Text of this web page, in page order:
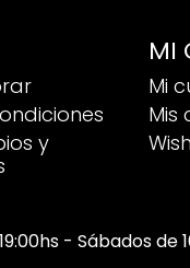
y
MI
Mi
Mis
- Sábados de